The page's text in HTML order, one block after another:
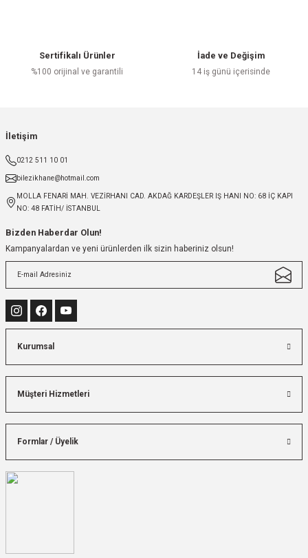
Sertifikalı Ürünler
%100 orijinal ve garantili
İade ve Değişim
14 iş günü içerisinde
İletişim
0212 511 10 01
bilezikhane@hotmail.com
MOLLA FENARİ MAH. VEZİRHANI CAD. AKDAĞ KARDEŞLER IŞ HANI NO: 68 İÇ KAPI
NO: 48 FATİH/ İSTANBUL
Bizden Haberdar Olun!
Kampanyalardan ve yeni ürünlerden ilk sizin haberiniz olsun!
Kurumsal
Müşteri Hizmetleri
Formlar / Üyelik